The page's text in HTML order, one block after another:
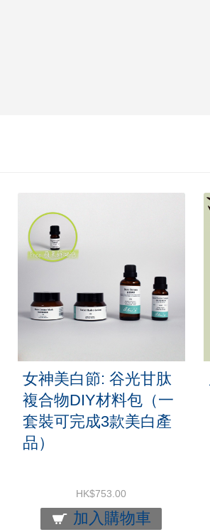
女神美白節: 谷光甘肽
複合物DIY材料包（一
套裝可完成3款美白產
品）
HK$753.00
加入購物車